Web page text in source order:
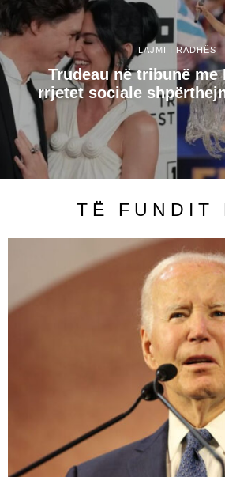
LAJMI I RADHËS
Trudeau në tribunë me
rrjetet sociale
TË FUNDIT